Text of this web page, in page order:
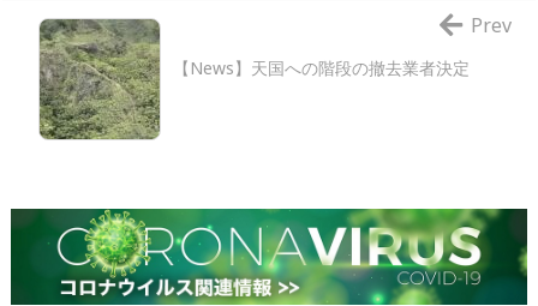
【News】天国への階段の撤去業者決定
Prev